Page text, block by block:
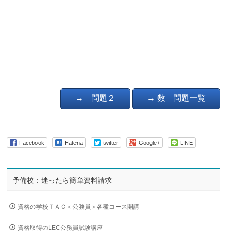
→ 問題２ → 数 問題一覧
Facebook Hatena twitter Google+ LINE
予備校：迷ったら簡単資料請求
資格の学校ＴＡＣ＜公務員＞各種コース開講
資格取得のLEC公務員試験講座